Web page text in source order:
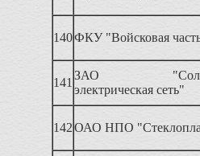
140ФКУ "Войсковая
141
ЗАО
электрическая сеть"
142ОАО НПО